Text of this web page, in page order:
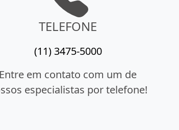
TELEFONE
(11) 3475-5000
Entre em contato com um de
especialistas por telefone!